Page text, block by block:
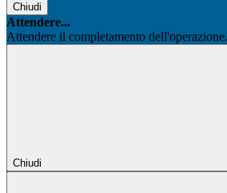
Chiudi
Attendere...
Attendere il completamento
Chiudi